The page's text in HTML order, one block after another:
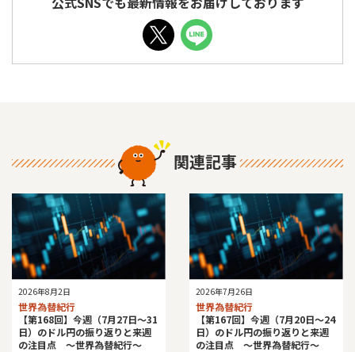
関連記事
2026年8月2日
世界為替紀行
【第168回】今週（7月27日～31
日）のドル円の振り返りと来週
の注目点 ～世界為替紀行～
2026年7月26日
世界為替紀行
【第167回】今週（7月20日～24
日）のドル円の振り返りと来週
の注目点 ～世界為替紀行～